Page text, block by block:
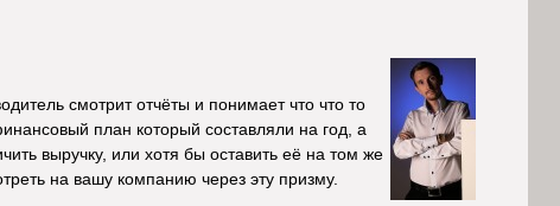
смотрит отчёты и понимает что что то
план который составляли на год, а
выручку, или хотя бы оставить её на том же
на вашу компанию через эту призму.